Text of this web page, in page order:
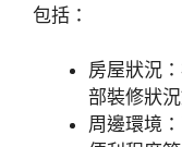
包括：
房屋狀況
部裝修狀況
周邊環境